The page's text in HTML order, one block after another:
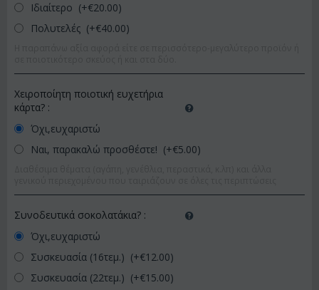
Ιδιαίτερο (+€20.00)
Πολυτελές (+€40.00)
Χειροποίητη ποιοτική ευχετήρια
κάρτα? :
Όχι,ευχαριστώ
Ναι, παρακαλώ προσθέστε! (+€5.00)
Συνοδευτικά σοκολατάκια? :
Όχι,ευχαριστώ
Συσκευασία (16τεμ.) (+€12.00)
Συσκευασία (22τεμ.) (+€15.00)